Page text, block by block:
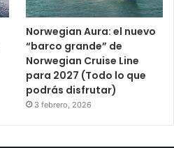
Norwegian Aura: el nuevo
“barco grande” de
Norwegian Cruise Line
para 2027 (Todo lo que
podrás disfrutar)
3 febrero, 2026